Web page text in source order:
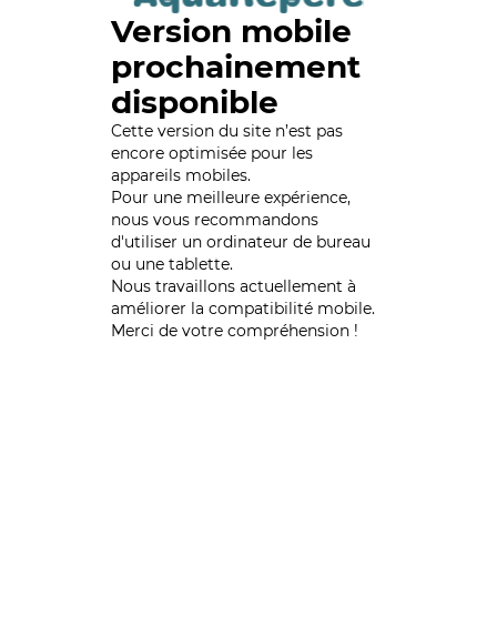
Version mobile
prochainement
disponible
Cette version du site n’est pas
encore optimisée pour les
appareils mobiles.
Pour une meilleure expérience,
nous vous recommandons
d'utiliser un ordinateur de bureau
ou une tablette.
Nous travaillons actuellement à
améliorer la compatibilité mobile.
Merci de votre compréhension !